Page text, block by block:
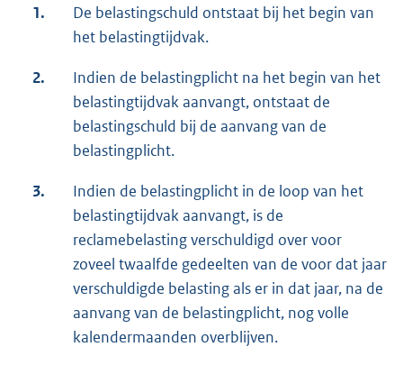
1.
De belastingschuld ontstaat bij het begin van
het belastingtijdvak.
2.
Indien de belastingplicht na het begin van het
belastingtijdvak aanvangt, ontstaat de
belastingschuld bij de aanvang van de
belastingplicht.
3.
Indien de belastingplicht in de loop van het
belastingtijdvak aanvangt, is de
reclamebelasting verschuldigd over voor
zoveel twaalfde gedeelten van de voor dat jaar
verschuldigde belasting als er in dat jaar, na de
aanvang van de belastingplicht, nog volle
kalendermaanden overblijven.